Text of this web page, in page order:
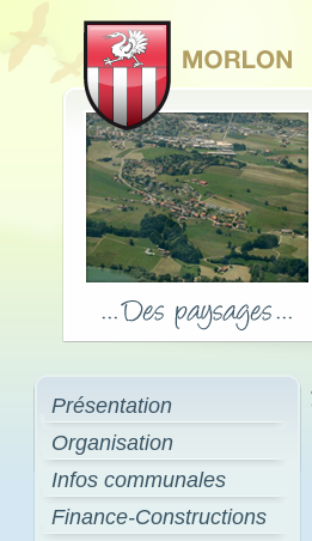
Présentation
Organisation
Infos communales
Finance-Constructions